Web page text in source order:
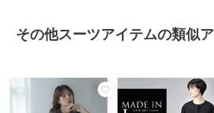
ビジネス/セレモニ
ブラックフ
原産国 日本製
その他スーツアイテムの類似